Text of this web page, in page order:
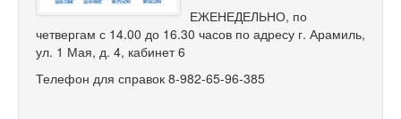
ЕЖЕНЕДЕЛЬНО, по
четвергам с 14.00 до 16.30 часов по адресу г. Арамиль,
ул. 1 Мая, д. 4, кабинет 6
Телефон для справок 8-982-65-96-385